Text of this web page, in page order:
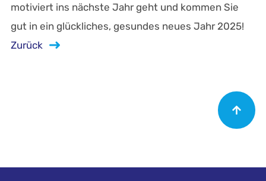
motiviert ins nächste Jahr geht und kommen Sie
gut in ein glückliches, gesundes neues Jahr 2025!
Zurück